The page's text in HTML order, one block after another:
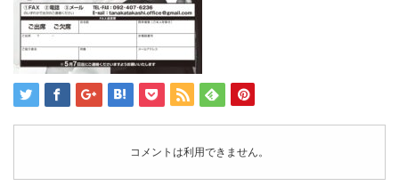
コメントは利用できません。